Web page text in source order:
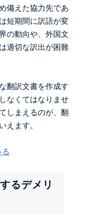
備えた協力先であ
短期間に訳語が変
の動向や、外国文
適切な訳出が困難
翻訳文書を作成す
なくてはなりませ
しまえるのが、翻
えます。
るデメリ